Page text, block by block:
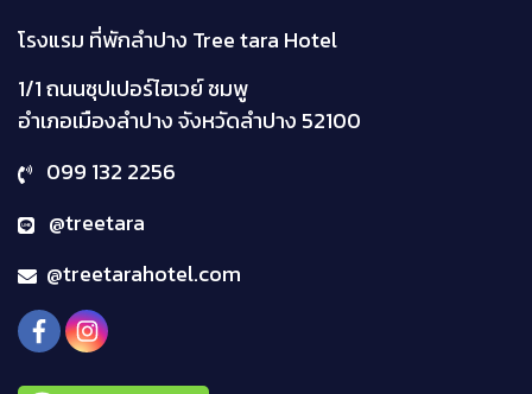
โรงแรม ที่พักลำปาง Tree tara Hotel
1/1 ถนนซุปเปอร์ไฮเวย์ ชมพู
อำเภอเมืองลำปาง จังหวัดลำปาง 52100
099 132 2256
@treetara
@treetarahotel.com